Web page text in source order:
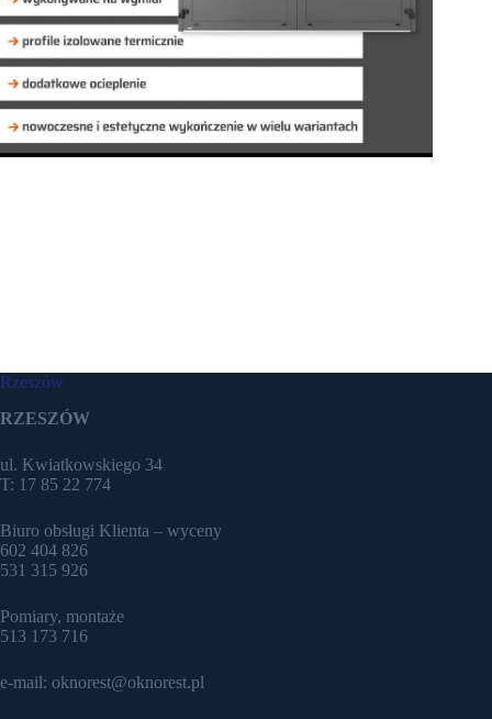
Rzeszów
RZESZÓW
ul. Kwiatkowskiego 34
T: 17 85 22 774
Biuro obsługi Klienta – wyceny
602 404 826
531 315 926
Pomiary, montaże
513 173 716
e-mail: oknorest@oknorest.pl